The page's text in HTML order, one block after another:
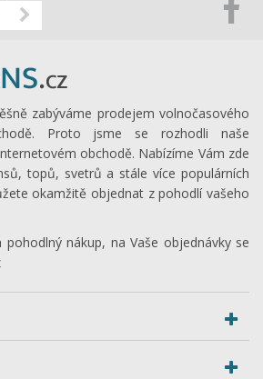
zabýváme prodejem volnočasového
Proto jsme se rozhodli naše
obchodě. Nabízíme Vám zde
topů, svetrů a stále více populárních
okamžitě objednat z pohodlí vašeho
nákup, na Vaše objednávky se